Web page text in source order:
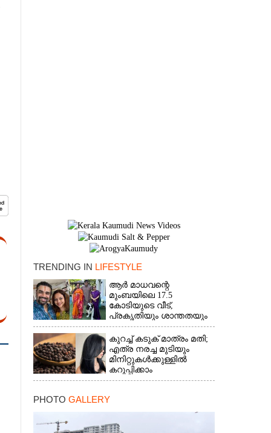
TRENDING IN LIFESTYLE
ആർ മാധവന്റെ
മുംബയിലെ 17.5
കോടിയുടെ വീട്,​
പ്രകൃതിയും ശാന്തതയും
നിറയുന്നയിടം
കുറച്ച് കടുക് മാത്രം മതി;
എത്ര നരച്ച മുടിയും
മിനിറ്റുകൾക്കുള്ളിൽ
കറുപ്പിക്കാം
PHOTO GALLERY